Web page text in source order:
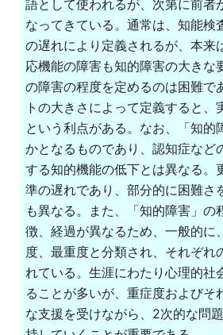
語として使われるが、次第に前者
なってきている。通常は、知能検
の遅れにより定義されるが、本来
応機能の障害も知的障害の大きな
の障害の程度を定めるのは困難で
トの大きさによって定義すると、
という利点がある。なお、「知的
かとなるものであり、認知症など
する知的機能の低下とは異なる。
準の遅れであり、部分的に困難さ
も異なる。また、「知的障害」の
徴、経過が異なるため、一般的に
度、最重度と分類され、それぞれ
れている。生涯にわたり心理的社
ることが多いが、重症度およびそ
な支援を受けながら、2次的な問